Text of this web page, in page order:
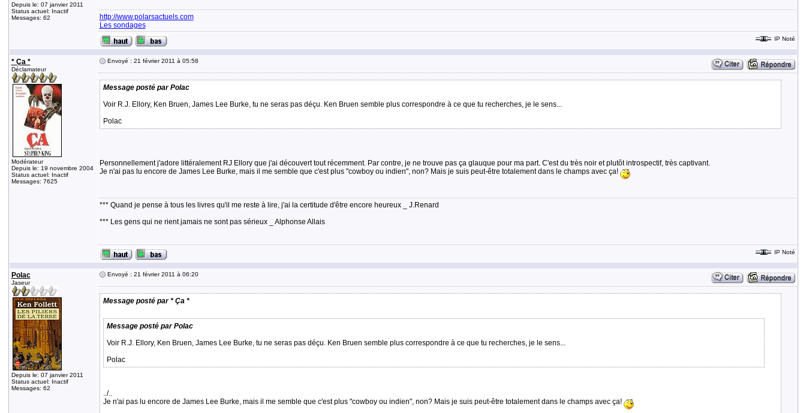
Depuis le: 07 janvier 2011
Status actuel: Inactif
Messages: 62
http://www.polarsactuels.com
Les sondages
IP Noté
* Ça *
Déclamateur
Modérateur
Depuis le: 19 novembre 2004
Status actuel: Inactif
Messages: 7625
Envoyé : 21 février 2011 à 05:58
Message posté par Polac
Voir R.J. Ellory, Ken Bruen, James Lee Burke, tu ne seras pas déçu. Ken Bruen semble plus correspondre à ce que tu recherches, je le sens...
Polac
Personnellement j'adore littéralement RJ Ellory que j'ai découvert tout récemment. Par contre, je ne trouve pas ça glauque pour ma part. C'est du très noir et plutôt introspectif, très captivant.
Je n'ai pas lu encore de James Lee Burke, mais il me semble que c'est plus "cowboy ou indien", non? Mais je suis peut-être totalement dans le champs avec ça!
*** Quand je pense à tous les livres qu'il me reste à lire, j'ai la certitude d'être encore heureux _ J.Renard
*** Les gens qui ne rient jamais ne sont pas sérieux _ Alphonse Allais
IP Noté
Polac
Jaseur
Depuis le: 07 janvier 2011
Status actuel: Inactif
Messages: 62
Envoyé : 21 février 2011 à 06:20
Message posté par * Ça *
Message posté par Polac
Voir R.J. Ellory, Ken Bruen, James Lee Burke, tu ne seras pas déçu. Ken Bruen semble plus correspondre à ce que tu recherches, je le sens...
Polac
../..
Je n'ai pas lu encore de James Lee Burke, mais il me semble que c'est plus "cowboy ou indien", non? Mais je suis peut-être totalement dans le champs avec ça!